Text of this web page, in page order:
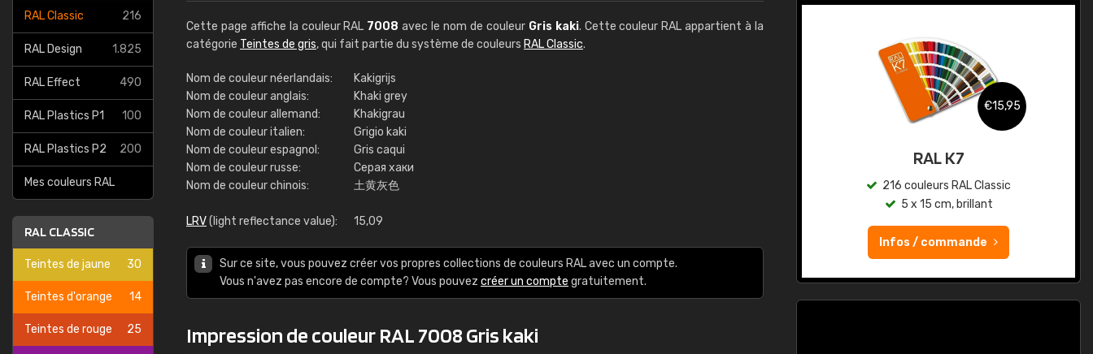
RAL Classic 216
RAL Design 1.825
RAL Effect 490
RAL Plastics P1 100
RAL Plastics P2 200
Mes couleurs RAL
RAL CLASSIC
Teintes de jaune 30
Teintes d'orange 14
Teintes de rouge 25
Cette page affiche la couleur RAL 7008 avec le nom de couleur Gris kaki. Cette couleur RAL appartient à la
catégorie Teintes de gris, qui fait partie du système de couleurs RAL Classic.
Nom de couleur néerlandais:
Kakigrijs
Nom de couleur anglais:
Khaki grey
Nom de couleur allemand:
Khakigrau
Nom de couleur italien:
Grigio kaki
Nom de couleur espagnol:
Gris caqui
Nom de couleur russe:
Серая хаки
Nom de couleur chinois:
土黄灰色
LRV(light reflectance value): 15,09
Sur ce site, vous pouvez créer vos propres collections de couleurs RAL avec un compte.
Vous n'avez pas encore de compte? Vous pouvez créer un compte gratuitement.
Impression de couleur RAL 7008 Gris kaki
€15,95
RAL K7
216 couleurs RAL Classic
5 x 15 cm, brillant
Infos / commande